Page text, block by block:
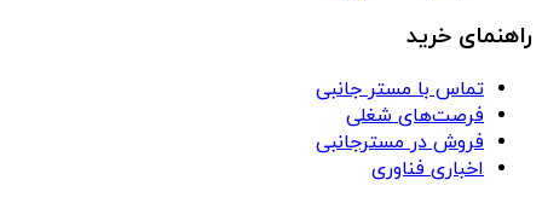
راهنمای خرید
تماس با مستر جانبی
فرصت‌های شغلی
فروش در مسترجانبی
اخباری فناوری